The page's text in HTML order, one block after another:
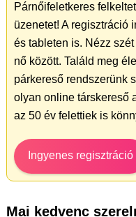
Párnőifeletkeres
üzenetet! A regisztráció
és tableten is. Nézz
nő között. Találd meg
párkereső rendszerünk
olyan online társkereső
az 50 év felettiek is
Ingyenes regisztráció
Mai kedvenc